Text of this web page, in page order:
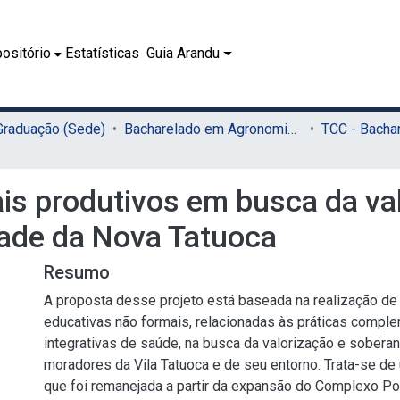
Estatísticas Guia Arandu
(Sede) Bacharelado em Agronomia (Sede)
produtivos em busca da
da Nova Tatuoca
Resumo
A proposta desse projeto está baseada na realização
educativas não formais, relacionadas às práticas
integrativas de saúde, na busca da valorização e
moradores da Vila Tatuoca e de seu entorno. Trata-se
que foi remanejada a partir da expansão do Complexo